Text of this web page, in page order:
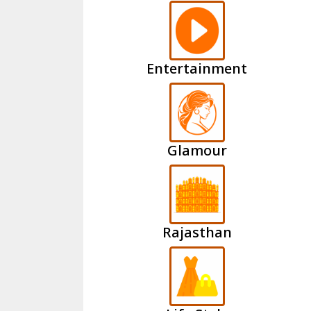
Entertainment
Glamour
Rajasthan